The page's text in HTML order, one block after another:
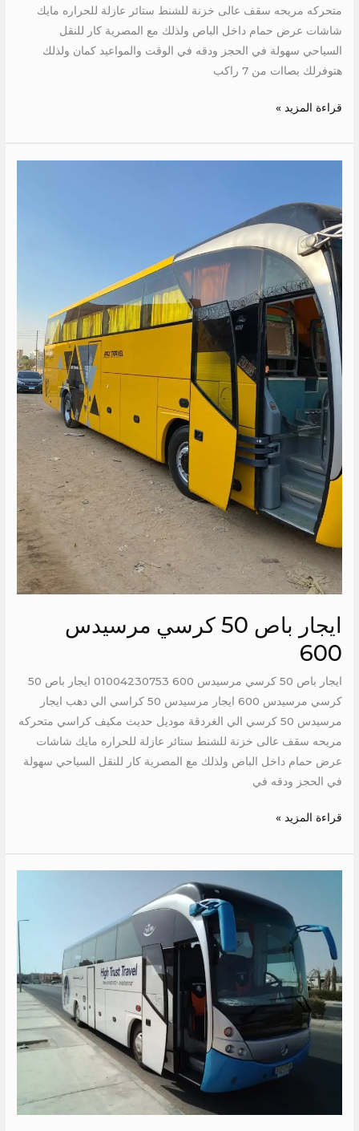
متحركه مريحه سقف عالى خزنة للشنط ستائر عازلة للحراره مايك
شاشات عرض حمام داخل الباص ولذلك مع المصرية كار للنقل
السياحي سهولة في الحجز ودقه في الوقت والمواعيد كمان ولذلك
هتوفرلك بصاات من 7 راكب
قراءة المزيد »
ايجار باص 50 كرسي مرسيدس
600
ايجار باص 50 كرسي مرسيدس 600 01004230753 ايجار باص 50
كرسي مرسيدس 600 ايجار مرسيدس 50 كراسي الي دهب ايجار
مرسيدس 50 كرسي الي الغردقة موديل حديث مكيف كراسي متحركه
مريحه سقف عالى خزنة للشنط ستائر عازلة للحراره مايك شاشات
عرض حمام داخل الباص ولذلك مع المصرية كار للنقل السياحي سهولة
في الحجز ودقه في
50
كرسي
مرسيدس
600
قراءة المزيد »
كرسي
الي
الغردقة